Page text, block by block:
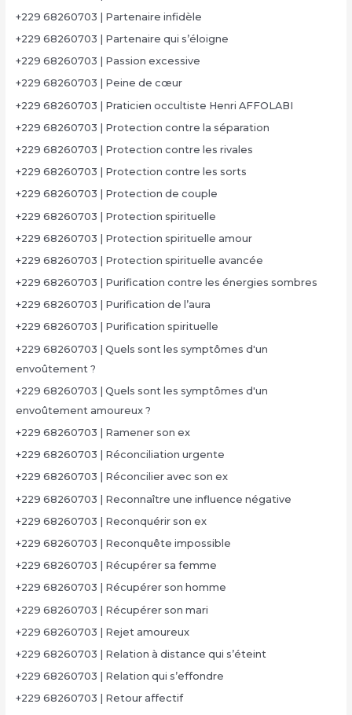
+229 68260703 | Partenaire infidèle
+229 68260703 | Partenaire qui s’éloigne
+229 68260703 | Passion excessive
+229 68260703 | Peine de cœur
+229 68260703 | Praticien occultiste Henri AFFOLABI
+229 68260703 | Protection contre la séparation
+229 68260703 | Protection contre les rivales
+229 68260703 | Protection contre les sorts
+229 68260703 | Protection de couple
+229 68260703 | Protection spirituelle
+229 68260703 | Protection spirituelle amour
+229 68260703 | Protection spirituelle avancée
+229 68260703 | Purification contre les énergies sombres
+229 68260703 | Purification de l’aura
+229 68260703 | Purification spirituelle
+229 68260703 | Quels sont les symptômes d'un
envoûtement ?
+229 68260703 | Quels sont les symptômes d'un
envoûtement amoureux ?
+229 68260703 | Ramener son ex
+229 68260703 | Réconciliation urgente
+229 68260703 | Réconcilier avec son ex
+229 68260703 | Reconnaître une influence négative
+229 68260703 | Reconquérir son ex
+229 68260703 | Reconquête impossible
+229 68260703 | Récupérer sa femme
+229 68260703 | Récupérer son homme
+229 68260703 | Récupérer son mari
+229 68260703 | Rejet amoureux
+229 68260703 | Relation à distance qui s’éteint
+229 68260703 | Relation qui s’effondre
+229 68260703 | Retour affectif